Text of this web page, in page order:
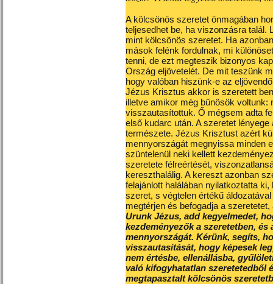
A kölcsönös szeretet önmagában
teljesedhet be, ha viszonzásra
mint kölcsönös szeretet. Ha
mások felénk fordulnak, mi
tenni, de ezt megteszik bizonyos
Ország eljövetelét. De mit teszünk
hogy valóban hiszünk-e az
Jézus Krisztus akkor is szeretett
illetve amikor még bűnösök
visszautasítottuk. Ő mégsem adta
első kudarc után. A szeretet
természete. Jézus Krisztust azért
mennyországát megnyissa minden
szüntelenül neki kellett
szeretete félreértését,
kereszthalálig. A kereszt azonban
felajánlott halálában nyilatkoztatta
szeret, s végtelen értékű
megtérjen és befogadja a
Urunk Jézus, add kegyelmedet,
kezdeményezők a szeretetben,
mennyországát. Kérünk, segíts,
visszautasítását, hogy képesek
nem értésbe, ellenállásba,
való kifogyhatatlan szeretetedből
megtapasztalt kölcsönös